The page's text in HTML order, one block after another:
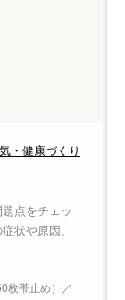
・健康づくり
点をチェッ
状や原因、
枚帯止め）／